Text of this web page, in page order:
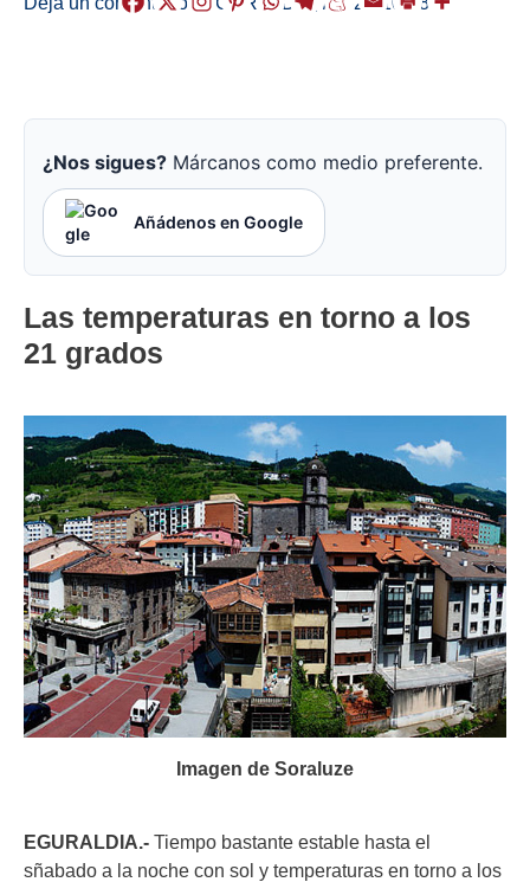
¿Nos sigues? Márcanos como medio preferente.
Añádenos en Google
Las temperaturas en torno a los
21 grados
Imagen de Soraluze
EGURALDIA.- Tiempo bastante estable hasta el
sñabado a la noche con sol y temperaturas en torno a los